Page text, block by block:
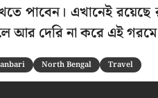
পাবেন। এখানেই
আর দেরি না করে এই
North Bengal Travel